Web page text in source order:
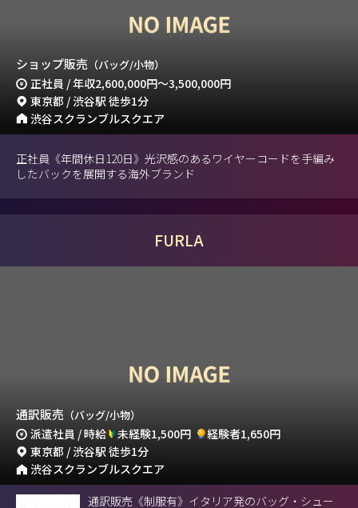
ショップ販売 （バッグ/小物）
正社員 / 年収2,600,000円～3,500,000円
東京都 / 渋谷駅 徒歩1分
渋谷スクランブルスクエア
正社員《年間休日120日》光沢感のあるワイヤーコードを手編み
したバックを展開する海外ブランド
FURLA
通訳販売 （バッグ/小物）
派遣社員 / 時給 未経験1,500円
経験者1,650円
東京都 / 渋谷駅 徒歩1分
渋谷スクランブルスクエア
通訳販売《制服有》イタリア発のバッグ・シュー